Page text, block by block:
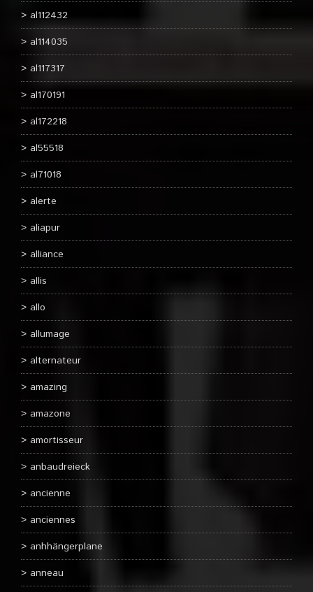
al112432
al114035
al117317
al170191
al172218
al55518
al71018
alerte
aliapur
alliance
allis
allo
allumage
alternateur
amazing
amazone
amortisseur
anbaudreieck
ancienne
anciennes
anhhängerplane
anneau